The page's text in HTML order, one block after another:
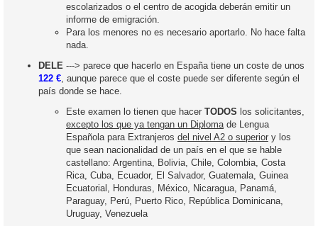
escolarizados o el centro de acogida deberán emitir un
informe de emigración.
Para los menores no es necesario aportarlo. No hace falta
nada.
DELE ---> parece que hacerlo en España tiene un coste de unos
122 €, aunque parece que el coste puede ser diferente según el
país donde se hace.
Este examen lo tienen que hacer TODOS los solicitantes,
excepto los que ya tengan un Diploma de Lengua
Española para Extranjeros del nivel A2 o superior y los
que sean nacionalidad de un país en el que se hable
castellano: Argentina, Bolivia, Chile, Colombia, Costa
Rica, Cuba, Ecuador, El Salvador, Guatemala, Guinea
Ecuatorial, Honduras, México, Nicaragua, Panamá,
Paraguay, Perú, Puerto Rico, República Dominicana,
Uruguay, Venezuela